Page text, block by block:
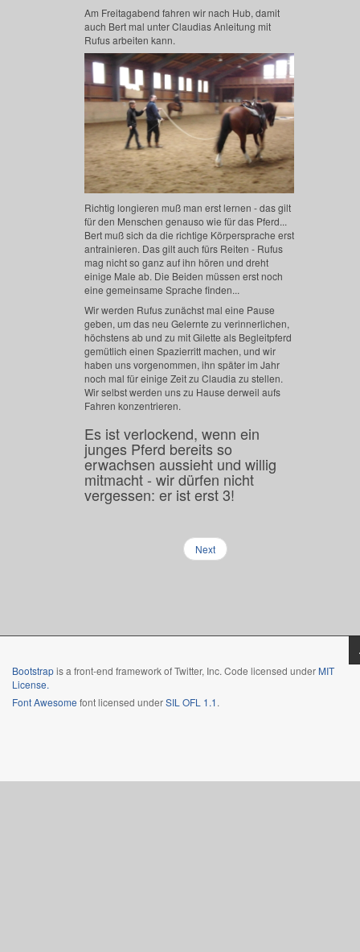
Am Freitagabend fahren wir nach Hub, damit
auch Bert mal unter Claudias Anleitung mit
Rufus arbeiten kann.
Richtig longieren muß man erst lernen - das gilt
für den Menschen genauso wie für das Pferd...
Bert muß sich da die richtige Körpersprache erst
antrainieren. Das gilt auch fürs Reiten - Rufus
mag nicht so ganz auf ihn hören und dreht
einige Male ab. Die Beiden müssen erst noch
eine gemeinsame Sprache finden...
Wir werden Rufus zunächst mal eine Pause
geben, um das neu Gelernte zu verinnerlichen,
höchstens ab und zu mit Gilette als Begleitpferd
gemütlich einen Spazierritt machen, und wir
haben uns vorgenommen, ihn später im Jahr
noch mal für einige Zeit zu Claudia zu stellen.
Wir selbst werden uns zu Hause derweil aufs
Fahren konzentrieren.
Es ist verlockend, wenn ein
junges Pferd bereits so
erwachsen aussieht und willig
mitmacht - wir dürfen nicht
vergessen: er ist erst 3!
Next
Bootstrapis a front-end framework of Twitter, Inc. Code licensed under MIT
License.
Font Awesome font licensed underSIL OFL 1.1.